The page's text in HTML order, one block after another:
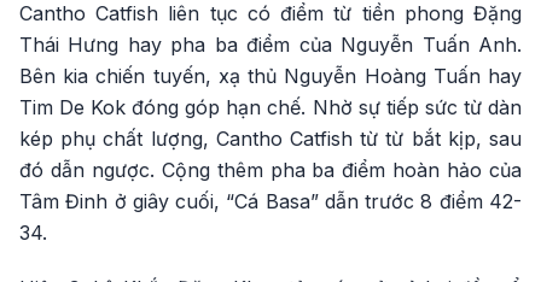
Cantho Catfish liên tục có điểm từ tiền phong Đặng
Thái Hưng hay pha ba điểm của Nguyễn Tuấn Anh.
Bên kia chiến tuyến, xạ thủ Nguyễn Hoàng Tuấn hay
Tim De Kok đóng góp hạn chế. Nhờ sự tiếp sức từ dàn
kép phụ chất lượng, Cantho Catfish từ từ bắt kịp, sau
đó dẫn ngược. Cộng thêm pha ba điểm hoàn hảo của
Tâm Đinh ở giây cuối, “Cá Basa” dẫn trước 8 điểm 42-
34.